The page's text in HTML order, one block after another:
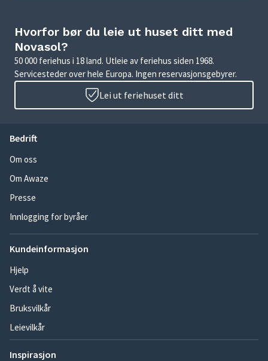
Hvorfor bør du leie ut huset ditt med
Novasol?
50 000 feriehus i 18 land. Utleie av feriehus siden 1968.
Servicesteder over hele Europa. Ingen reservasjonsgebyrer.
Lei ut feriehuset ditt
Bedrift
Om oss
Om Awaze
Presse
Innlogging for byråer
Kundeinformasjon
Hjelp
Verdt å vite
Bruksvilkår
Leievilkår
Inspirasjon